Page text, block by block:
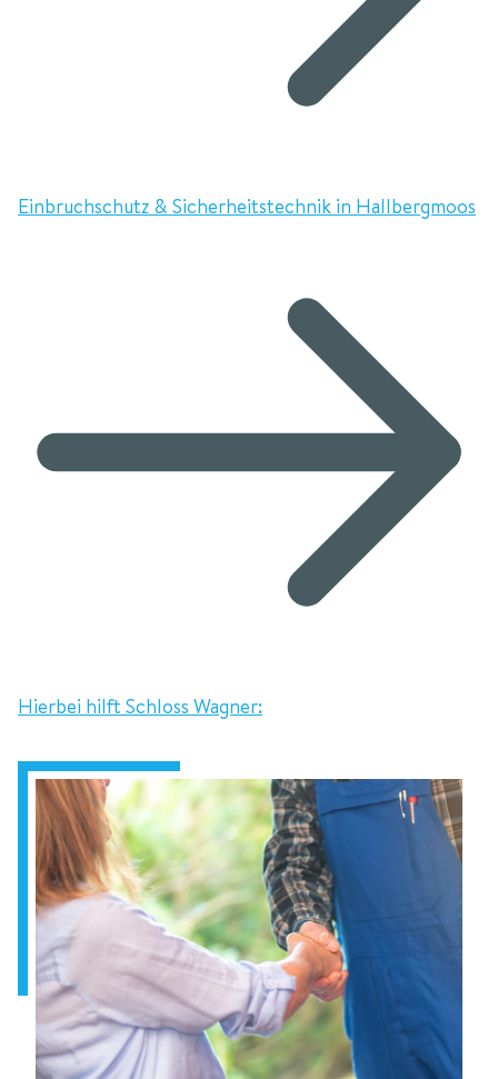
Einbruchschutz & Sicherheitstechnik in Hallbergmoos
Hierbei hilft Schloss Wagner: